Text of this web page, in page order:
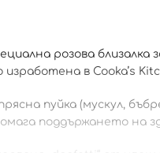
розова
в Cooka’s
пуйка (мускул,
поддържането на